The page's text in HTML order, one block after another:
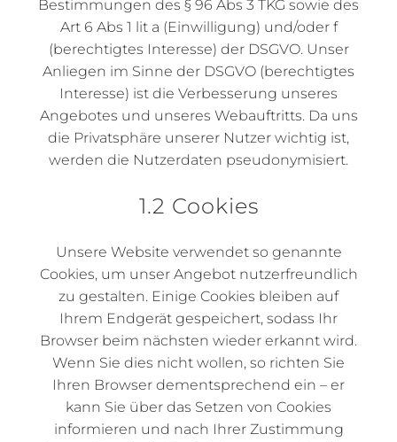
Bestimmungen des § 96 Abs 3 TKG sowie des
Art 6 Abs 1 lit a (Einwilligung) und/oder f
(berechtigtes Interesse) der DSGVO. Unser
Anliegen im Sinne der DSGVO (berechtigtes
Interesse) ist die Verbesserung unseres
Angebotes und unseres Webauftritts. Da uns
die Privatsphäre unserer Nutzer wichtig ist,
werden die Nutzerdaten pseudonymisiert.
1.2 Cookies
Unsere Website verwendet so genannte
Cookies, um unser Angebot nutzerfreundlich
zu gestalten. Einige Cookies bleiben auf
Ihrem Endgerät gespeichert, sodass Ihr
Browser beim nächsten wieder erkannt wird.
Wenn Sie dies nicht wollen, so richten Sie
Ihren Browser dementsprechend ein – er
kann Sie über das Setzen von Cookies
informieren und nach Ihrer Zustimmung